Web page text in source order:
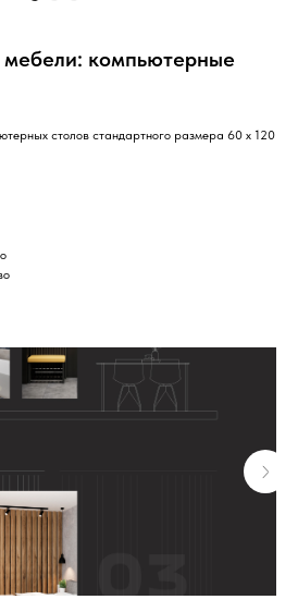
компьютерные
столов стандартного размера 60 х 120